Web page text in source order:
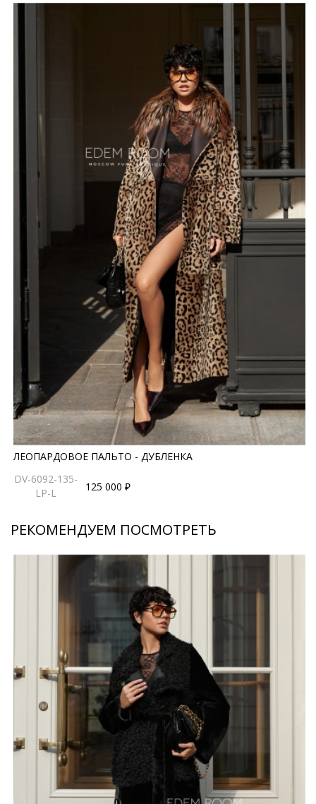
дизайном, поможет создать элегантный, смелый
образ. Вторая сторона более классическая и
спокойная изготовлена из нежной кожи ягнёнка
Пальто-дубленку украшает съемный воротник из
натурального лисьего меха. Густой, пушистый мех
дополнительно защищает от холода, он приятен на
ощупь и невероятно красив.
*описание несет информационный характер, состав и
правила ухода могут быть изменены производителем
ЛЕОПАРДОВОЕ ПАЛЬТО - ДУБЛЕНКА
DV-6092-135-
LP-L
125 000 ₽
РЕКОМЕНДУЕМ ПОСМОТРЕТЬ